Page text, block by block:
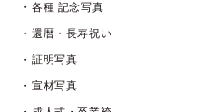
・各種 記念写真
・還暦・長寿祝い
・証明写真
・宣材写真